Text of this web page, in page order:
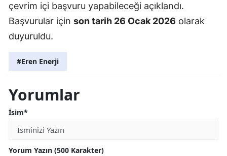
çevrim içi başvuru yapabileceği açıklandı.
Başvurular için son tarih 26 Ocak 2026 olarak
duyuruldu.
#Eren Enerji
Yorumlar
İsim*
Yorum Yazın (500 Karakter)